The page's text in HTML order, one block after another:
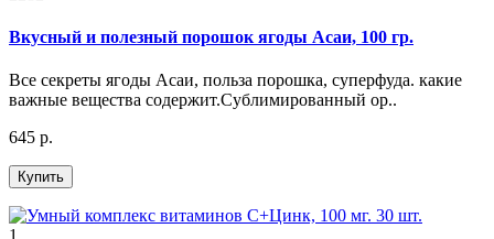
Вкусный и полезный порошок ягоды Асаи, 100 гр.
Все секреты ягоды Асаи, польза порошка, суперфуда. какие
важные вещества содержит.Сублимированный ор..
645 р.
Купить
1